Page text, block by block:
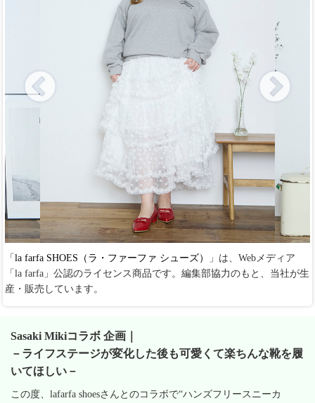
「la farfa SHOES（ラ・ファーファ シューズ）
」は、Webメディア
「la farfa」公認のライセンス商品です。編集部協力のもと、当社が生
産・販売しています。
Sasaki Mikiコラボ 企画｜
－ライフステージが変化した後も可愛くて楽ちんな靴を履
いてほしい－
この度、lafarfa shoesさんとのコラボで“ハンズフリースニーカ